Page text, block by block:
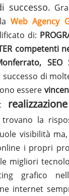
successo.
Web Agency
di:
competenti
SEO
di
essere
trovano la
visibilità
i propri
migliori
grafico
internet